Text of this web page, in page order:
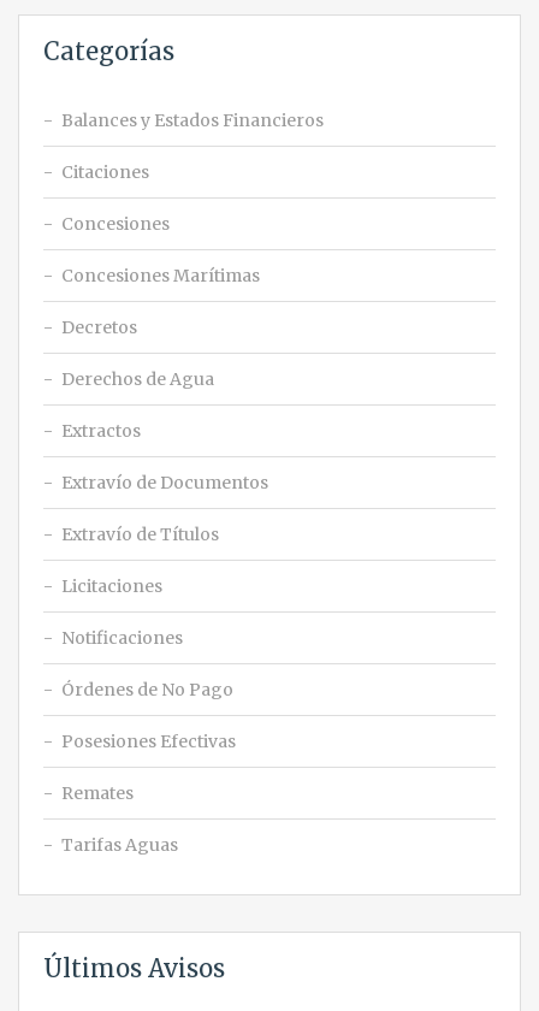
Categorías
Balances y Estados Financieros
Citaciones
Concesiones
Concesiones Marítimas
Decretos
Derechos de Agua
Extractos
Extravío de Documentos
Extravío de Títulos
Licitaciones
Notificaciones
Órdenes de No Pago
Posesiones Efectivas
Remates
Tarifas Aguas
Últimos Avisos